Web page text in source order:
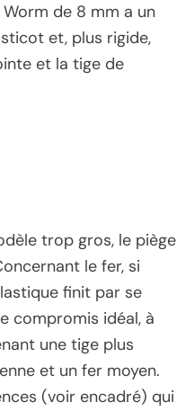
de 8 mm a un
et, plus rigide,
et la tige de
trop gros, le piège
le fer, si
finit par se
compromis idéal, à
une tige plus
et un fer moyen.
(voir encadré) qui